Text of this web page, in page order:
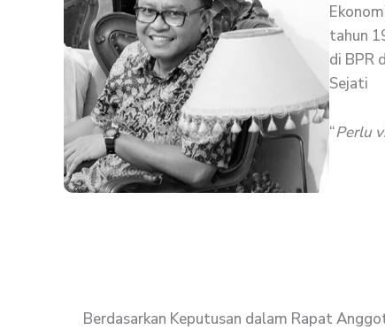
tahun
di BPR
Sejati
“Perlu
Berdasarkan Keputusan dalam Rapat